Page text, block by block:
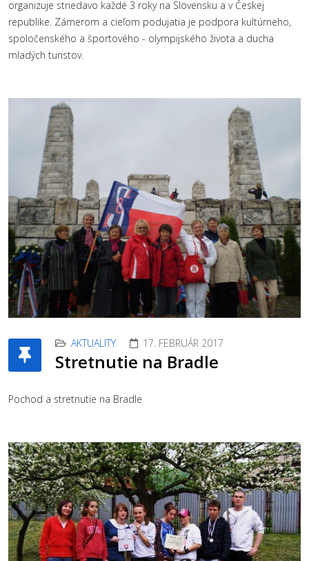
organizuje striedavo každé 3 roky na Slovensku a v Českej
republike. Zámerom a cieľom podujatia je podpora kultúrneho,
spoločenského a športového - olympijského života a ducha
mladých turistov.
AKTUALITY 17. FEBRUÁR 2017
Stretnutie na Bradle
Pochod a stretnutie na Bradle